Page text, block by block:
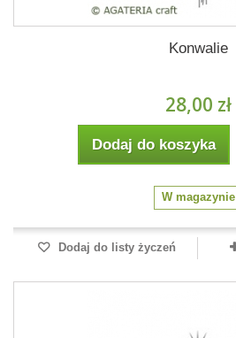
Konwalie
28,00 zł
Dodaj do koszyka
W magazynie
Dodaj do listy życzeń